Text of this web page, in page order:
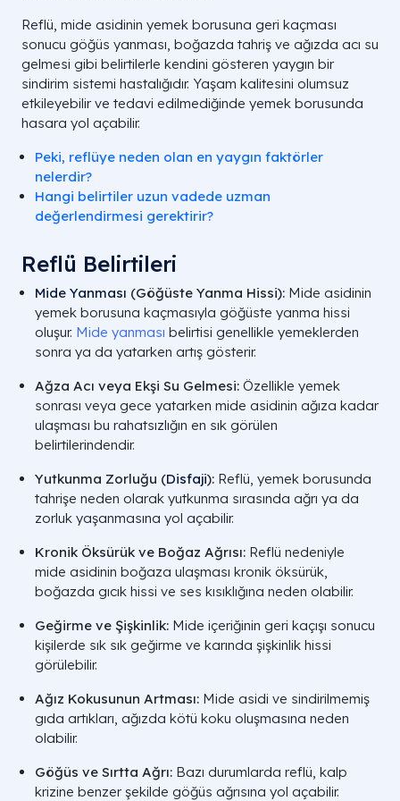
Reflü, mide asidinin yemek borusuna geri kaçması
sonucu göğüs yanması, boğazda tahriş ve ağızda acı su
gelmesi gibi belirtilerle kendini gösteren yaygın bir
sindirim sistemi hastalığıdır. Yaşam kalitesini olumsuz
etkileyebilir ve tedavi edilmediğinde yemek borusunda
hasara yol açabilir.
Peki, reflüye neden olan en yaygın faktörler
nelerdir?
Hangi belirtiler uzun vadede uzman
değerlendirmesi gerektirir?
Reflü Belirtileri
Mide Yanması (Göğüste Yanma Hissi): Mide asidinin
yemek borusuna kaçmasıyla göğüste yanma hissi
oluşur. Mide yanması belirtisi genellikle yemeklerden
sonra ya da yatarken artış gösterir.
Ağza Acı veya Ekşi Su Gelmesi: Özellikle yemek
sonrası veya gece yatarken mide asidinin ağıza kadar
ulaşması bu rahatsızlığın en sık görülen
belirtilerindendir.
Yutkunma Zorluğu (Disfaji): Reflü, yemek borusunda
tahrişe neden olarak yutkunma sırasında ağrı ya da
zorluk yaşanmasına yol açabilir.
Kronik Öksürük ve Boğaz Ağrısı: Reflü nedeniyle
mide asidinin boğaza ulaşması kronik öksürük,
boğazda gıcık hissi ve ses kısıklığına neden olabilir.
Geğirme ve Şişkinlik: Mide içeriğinin geri kaçışı sonucu
kişilerde sık sık geğirme ve karında şişkinlik hissi
görülebilir.
Ağız Kokusunun Artması: Mide asidi ve sindirilmemiş
gıda artıkları, ağızda kötü koku oluşmasına neden
olabilir.
Göğüs ve Sırtta Ağrı: Bazı durumlarda reflü, kalp
krizine benzer şekilde göğüs ağrısına yol açabilir.